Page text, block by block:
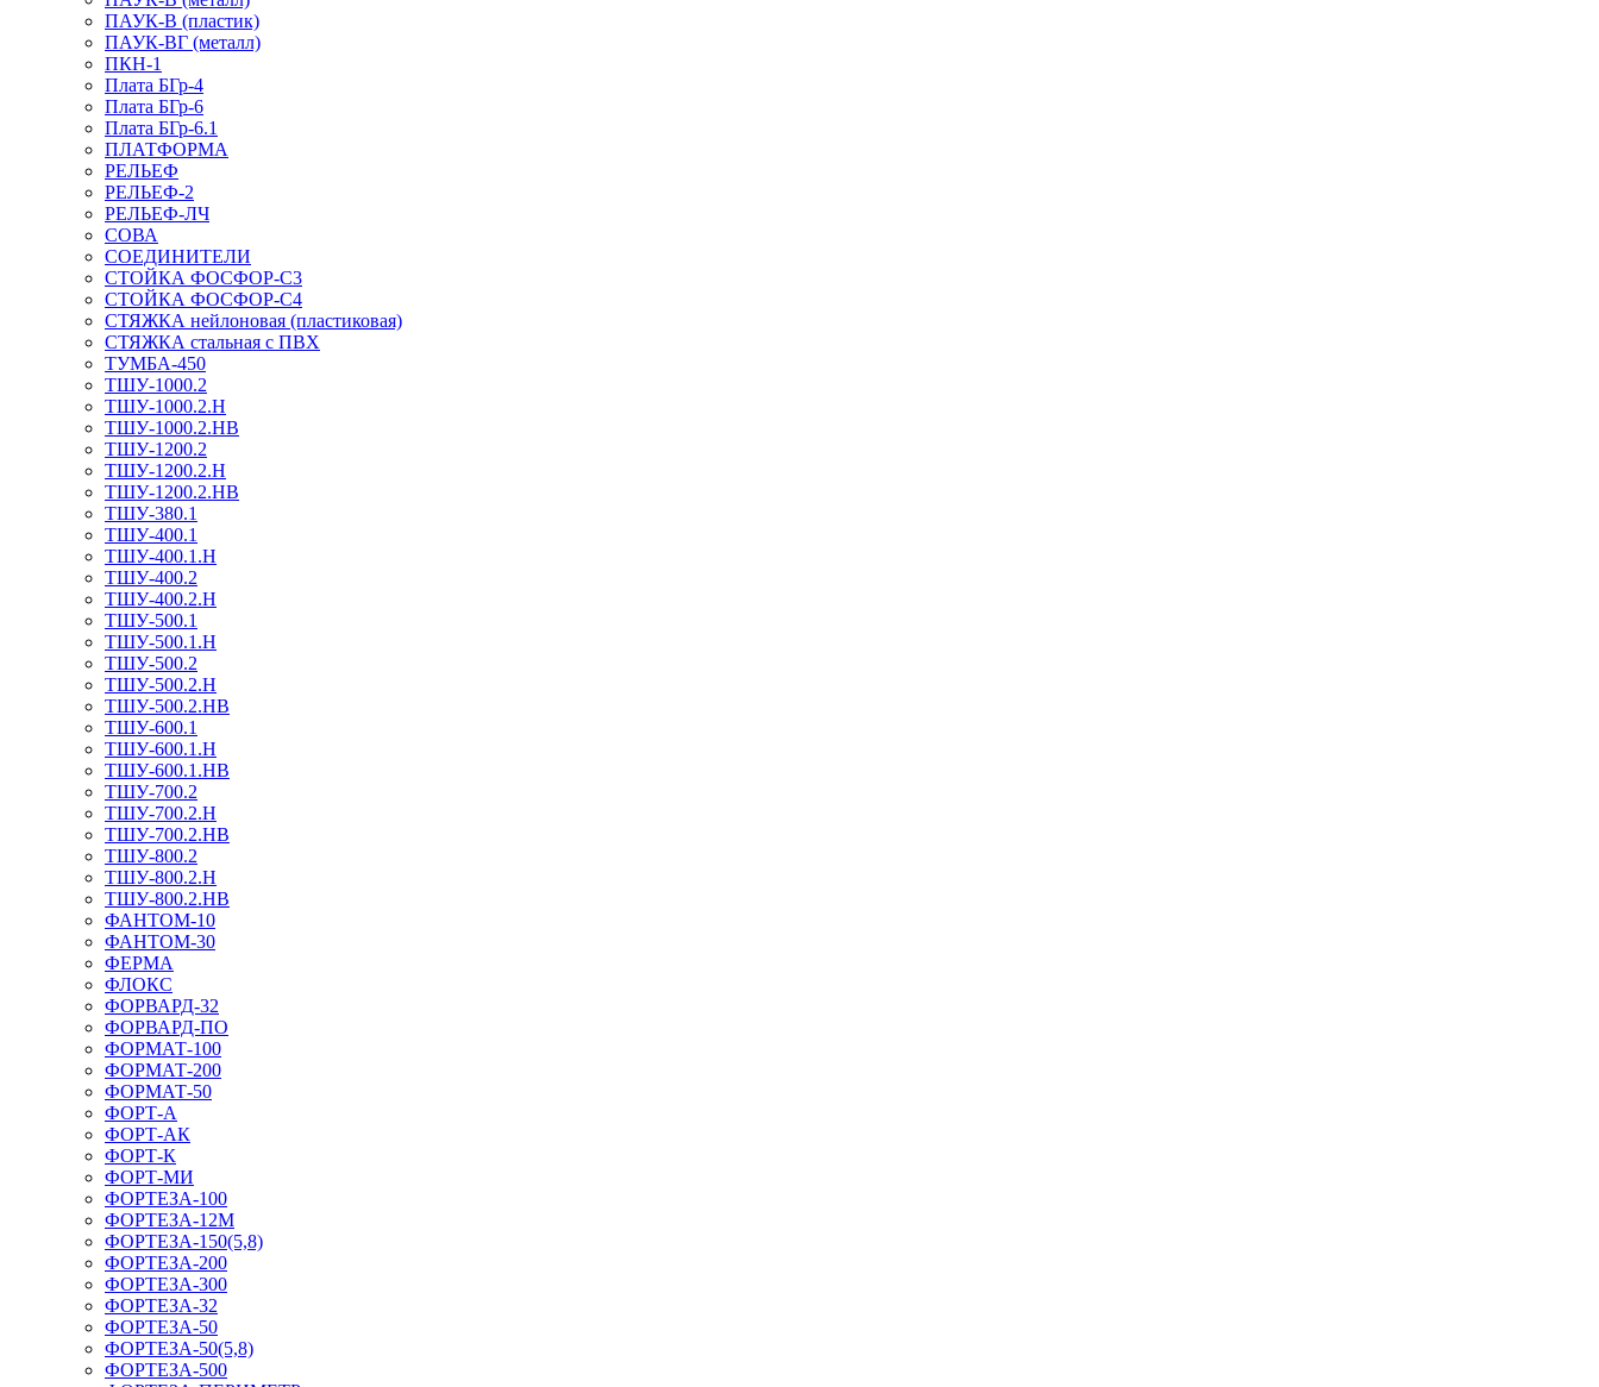
ПАУК-В (пластик)
ПАУК-ВГ (металл)
ПКН-1
Плата БГр-4
Плата БГр-6
Плата БГр-6.1
ПЛАТФОРМА
РЕЛЬЕФ
РЕЛЬЕФ-2
РЕЛЬЕФ-ЛЧ
СОВА
СОЕДИНИТЕЛИ
СТОЙКА ФОСФОР-С3
СТОЙКА ФОСФОР-С4
СТЯЖКА нейлоновая (пластиковая)
СТЯЖКА стальная с ПВХ
ТУМБА-450
ТШУ-1000.2
ТШУ-1000.2.Н
ТШУ-1000.2.НВ
ТШУ-1200.2
ТШУ-1200.2.Н
ТШУ-1200.2.НВ
ТШУ-380.1
ТШУ-400.1
ТШУ-400.1.Н
ТШУ-400.2
ТШУ-400.2.Н
ТШУ-500.1
ТШУ-500.1.Н
ТШУ-500.2
ТШУ-500.2.Н
ТШУ-500.2.НВ
ТШУ-600.1
ТШУ-600.1.Н
ТШУ-600.1.НВ
ТШУ-700.2
ТШУ-700.2.Н
ТШУ-700.2.НВ
ТШУ-800.2
ТШУ-800.2.Н
ТШУ-800.2.НВ
ФАНТОМ-10
ФАНТОМ-30
ФЕРМА
ФЛОКС
ФОРВАРД-32
ФОРВАРД-ПО
ФОРМАТ-100
ФОРМАТ-200
ФОРМАТ-50
ФОРТ-А
ФОРТ-АК
ФОРТ-К
ФОРТ-МИ
ФОРТЕЗА-100
ФОРТЕЗА-12М
ФОРТЕЗА-150(5,8)
ФОРТЕЗА-200
ФОРТЕЗА-300
ФОРТЕЗА-32
ФОРТЕЗА-50
ФОРТЕЗА-50(5,8)
ФОРТЕЗА-500